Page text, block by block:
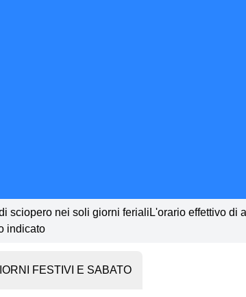
sciopero nei soli giorni ferialiL'orario effettivo
indicato
FESTIVI E SABATO